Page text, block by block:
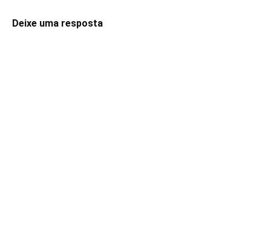
Deixe uma resposta